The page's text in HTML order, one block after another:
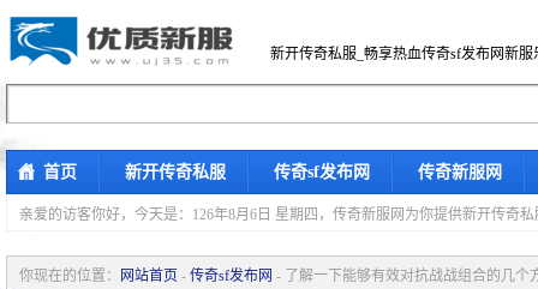
新开传奇私服_畅享热血传奇sf发布网新服
首页 新开传奇私服 传奇sf发布网 传奇新服网
亲爱的访客你好， 今天是：126年8月6日 星期四，传奇新服网为你提供新开传奇
你现在的位置： 网站首页 - 传奇sf发布网 - 了解一下能够有效对抗战战组合的几个